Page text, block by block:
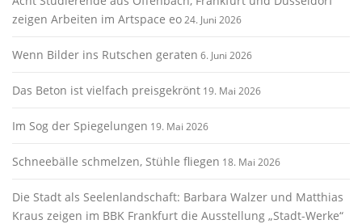
zeigen Arbeiten im Artspace eo24. Juni 2026
Wenn Bilder ins Rutschen geraten 6. Juni 2026
Das Beton ist vielfach preisgekrönt 19. Mai 2026
Im Sog der Spiegelungen 19. Mai 2026
Schneebälle schmelzen, Stühle fliegen 18. Mai 2026
Die Stadt als Seelenlandschaft: Barbara Walzer und Matthias
Kraus zeigen im BBK Frankfurt die Ausstellung „Stadt-Werke“